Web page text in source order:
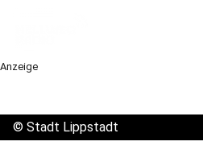
Anzeige
© Stadt Lippstadt